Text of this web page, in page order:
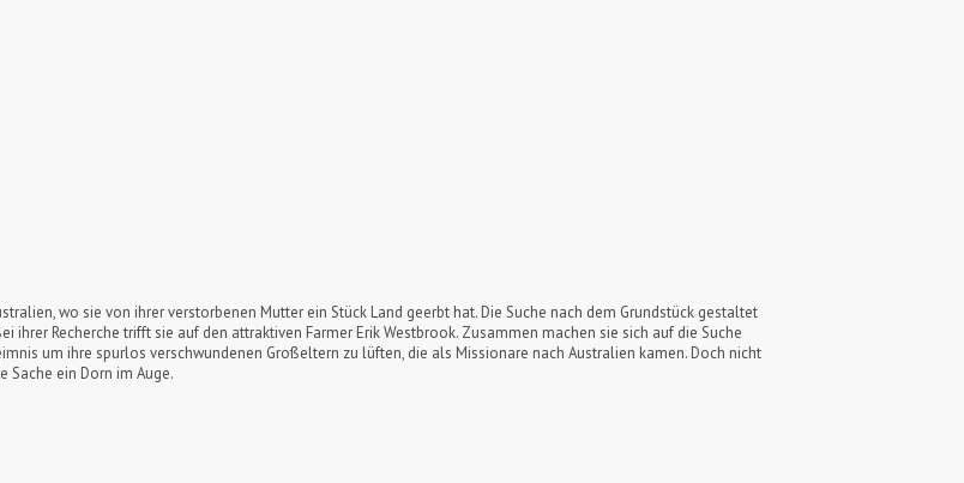
wo sie von ihrer verstorbenen Mutter ein Stück Land geerbt hat. Die Suche nach dem Grundstück gestaltet
ihrer Recherche trifft sie auf den attraktiven Farmer Erik Westbrook. Zusammen machen sie sich auf die Suche
um ihre spurlos verschwundenen Großeltern zu lüften, die als Missionare nach Australien kamen. Doch nicht
Sache ein Dorn im Auge.